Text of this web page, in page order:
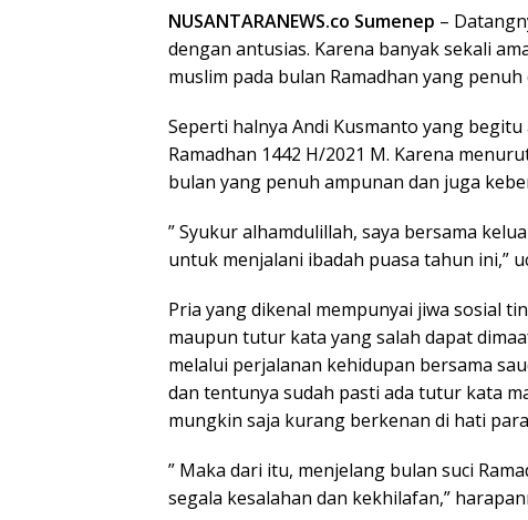
NUSANTARANEWS.co Sumenep –
dengan antusias. Karena banyak sekali
muslim pada bulan Ramadhan yang
Seperti halnya Andi Kusmanto yang
Ramadhan 1442 H/2021 M. Karena
bulan yang penuh ampunan dan juga
” Syukur alhamdulillah, saya bersama
untuk menjalani ibadah puasa tahun ini,”
Pria yang dikenal mempunyai jiwa sosial
maupun tutur kata yang salah dapat
melalui perjalanan kehidupan bersama
dan tentunya sudah pasti ada tutur kata
mungkin saja kurang berkenan di hati
” Maka dari itu, menjelang bulan suci
segala kesalahan dan kekhilafan,”